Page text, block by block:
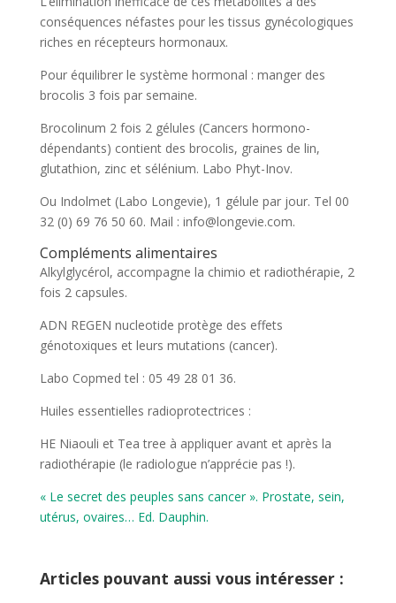
conséquences néfastes pour les tissus gynécologiques
riches en récepteurs hormonaux.
Pour équilibrer le système hormonal : manger des
brocolis 3 fois par semaine.
Brocolinum 2 fois 2 gélules (Cancers hormono-
dépendants) contient des brocolis, graines de lin,
glutathion, zinc et sélénium. Labo Phyt-Inov.
Ou Indolmet (Labo Longevie), 1 gélule par jour. Tel 00
32 (0) 69 76 50 60. Mail : info@longevie.com.
Compléments alimentaires
Alkylglycérol, accompagne la chimio et radiothérapie, 2
fois 2 capsules.
ADN REGEN nucleotide protège des effets
génotoxiques et leurs mutations (cancer).
Labo Copmed tel : 05 49 28 01 36.
Huiles essentielles radioprotectrices :
HE Niaouli et Tea tree à appliquer avant et après la
radiothérapie (le radiologue n’apprécie pas !).
« Le secret des peuples sans cancer ». Prostate, sein,
utérus, ovaires… Ed. Dauphin.
Articles pouvant aussi vous intéresser :